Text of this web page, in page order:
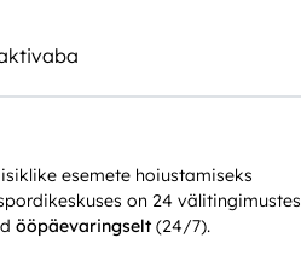
esemete hoiustamiseks
on 24 välitingimustes
ööpäevaringselt (24/7).